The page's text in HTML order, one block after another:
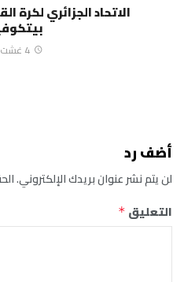
الاتحاد الجزائري لكرة
4 غشت، 2026
أضف رد
لن يتم نشر عنوان بريدك الإلكتروني.
التعليق *